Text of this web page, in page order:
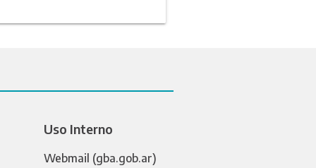
Uso Interno
Webmail (gba.gob.ar)